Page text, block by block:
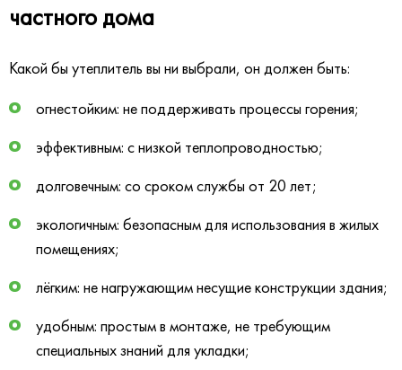
частного дома
Какой бы утеплитель вы ни выбрали, он должен быть:
огнестойким: не поддерживать процессы горения;
эффективным: с низкой теплопроводностью;
долговечным: со сроком службы от 20 лет;
экологичным: безопасным для использования в жилых
помещениях;
лёгким: не нагружающим несущие конструкции здания;
удобным: простым в монтаже, не требующим
специальных знаний для укладки;